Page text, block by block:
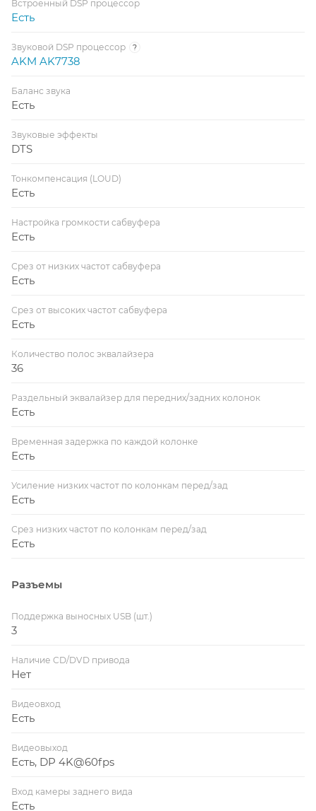
Встроенный DSP процессор
Есть
Звуковой DSP процессор ?
AKM AK7738
Баланс звука
Есть
Звуковые эффекты
DTS
Тонкомпенсация (LOUD)
Есть
Настройка громкости сабвуфера
Есть
Срез от низких частот сабвуфера
Есть
Срез от высоких частот сабвуфера
Есть
Количество полос эквалайзера
36
Раздельный эквалайзер для передних/задних колонок
Есть
Временная задержка по каждой колонке
Есть
Усиление низких частот по колонкам перед/зад
Есть
Срез низких частот по колонкам перед/зад
Есть
Разъемы
Поддержка выносных USB (шт.)
3
Наличие CD/DVD привода
Нет
Видеовход
Есть
Видеовыход
Есть, DP 4K@60fps
Вход камеры заднего вида
Есть